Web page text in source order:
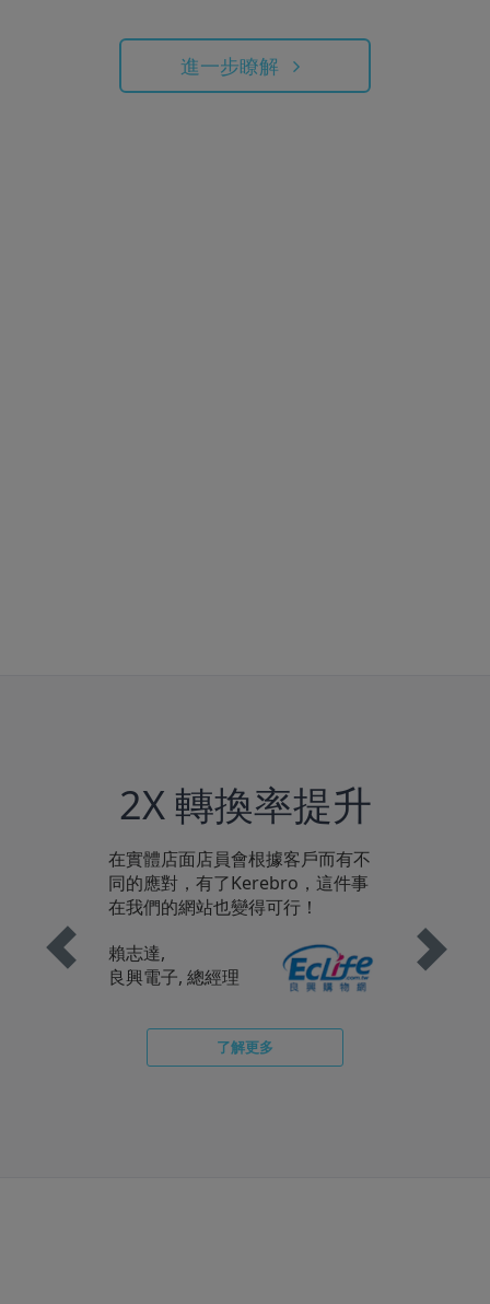
進一步瞭解
2X 轉換率提升
在實體店面店員會根據客戶而有不
同的應對，有了Kerebro，這件事
在我們的網站也變得可行！
賴志達,
良興電子, 總經理
了解更多